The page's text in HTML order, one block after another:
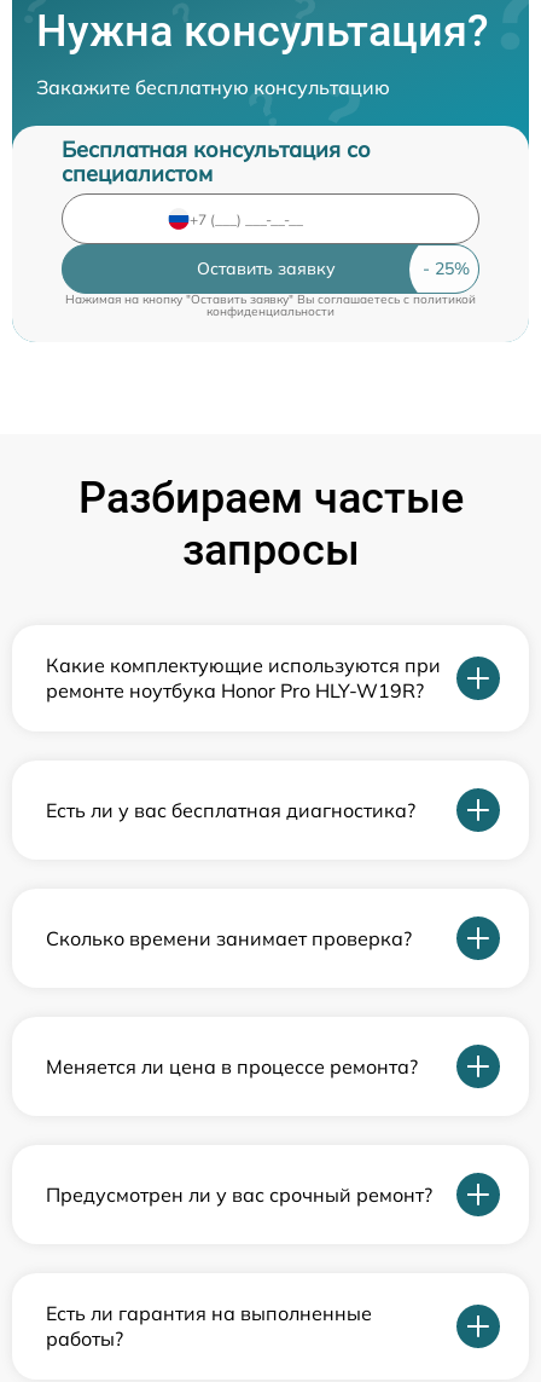
Нужна консультация?
Закажите бесплатную консультацию
Бесплатная консультация со
специалистом
Оставить заявку
Нажимая на кнопку "Оставить заявку" Вы соглашаетесь cполитикой
конфиденциальности
Разбираем частые
запросы
Какие комплектующие используются при
ремонте ноутбука Honor Pro HLY-W19R?
Есть ли у вас бесплатная диагностика?
Сколько времени занимает проверка?
Меняется ли цена в процессе ремонта?
Предусмотрен ли у вас срочный ремонт?
Есть ли гарантия на выполненные
работы?